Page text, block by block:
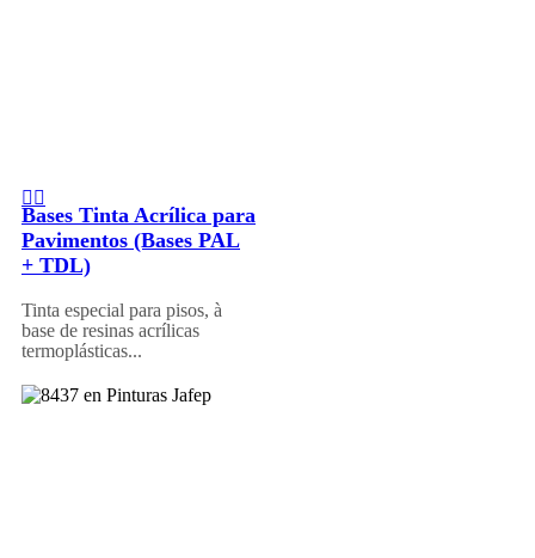
Bases Tinta Acrílica para
Pavimentos (Bases PAL
+ TDL)
Tinta especial para pisos, à
base de resinas acrílicas
termoplásticas...